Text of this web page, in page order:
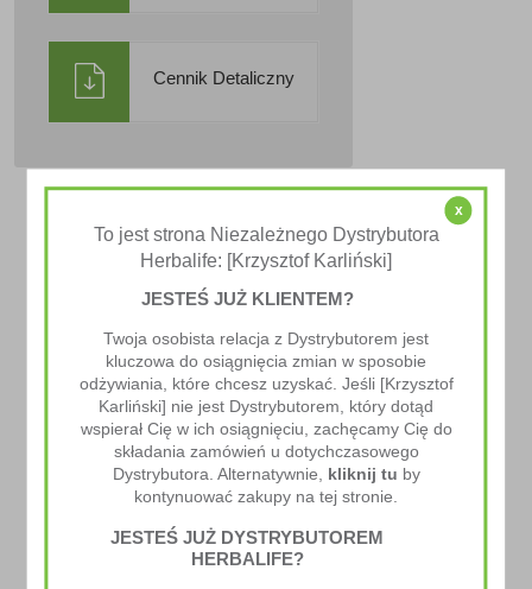
Cennik Detaliczny
Herbalife24® Prolong
x
To jest strona Niezależnego Dystrybutora
Herbalife: [Krzysztof Karliński]
JESTEŚ JUŻ KLIENTEM?
Twoja osobista relacja z Dystrybutorem jest
kluczowa do osiągnięcia zmian w sposobie
odżywiania, które chcesz uzyskać. Jeśli [Krzysztof
Karliński] nie jest Dystrybutorem, który dotąd
wspierał Cię w ich osiągnięciu, zachęcamy Cię do
składania zamówień u dotychczasowego
Dystrybutora. Alternatywnie, kliknij tu by
kontynuować zakupy na tej stronie.
JESTEŚ JUŻ DYSTRYBUTOREM
HERBALIFE?